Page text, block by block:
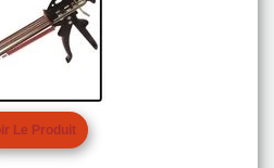
Le Produit